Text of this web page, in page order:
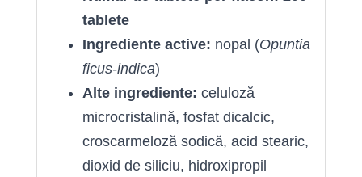
tablete
Ingrediente active: nopal (Opuntia
ficus-indica)
Alte ingrediente: celuloză
microcristalină, fosfat dicalcic,
croscarmeloză sodică, acid stearic,
dioxid de siliciu, hidroxipropil